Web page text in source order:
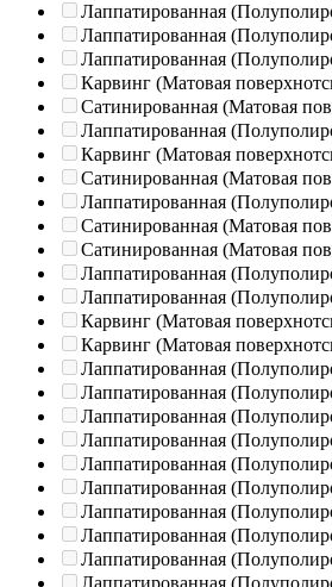
Лаппатированная
Лаппатированная
Лаппатированная
Карвинг (Матовая
Сатинированная (Матовая
Лаппатированная
Карвинг (Матовая
Сатинированная (Матовая
Лаппатированная
Сатинированная (Матовая
Сатинированная (Матовая
Лаппатированная
Лаппатированная
Карвинг (Матовая
Карвинг (Матовая
Лаппатированная
Лаппатированная
Лаппатированная
Лаппатированная
Лаппатированная
Лаппатированная
Лаппатированная
Лаппатированная
Лаппатированная